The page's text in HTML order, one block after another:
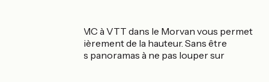
La trace de la GTMC à VTT dans le Morvan vous permet
de prendre régulièrement de la hauteur. Sans être
exhaustif, voici les panoramas à ne pas louper sur